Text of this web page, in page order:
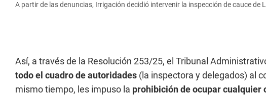
A partir de las denuncias, Irrigación decidió intervenir la inspección de cauce de
Así, a través de la Resolución 253/25, el Tribunal
todo el cuadro de autoridades (la inspectora y delegados) al
mismo tiempo, les impuso la prohibición deocupar cualquier